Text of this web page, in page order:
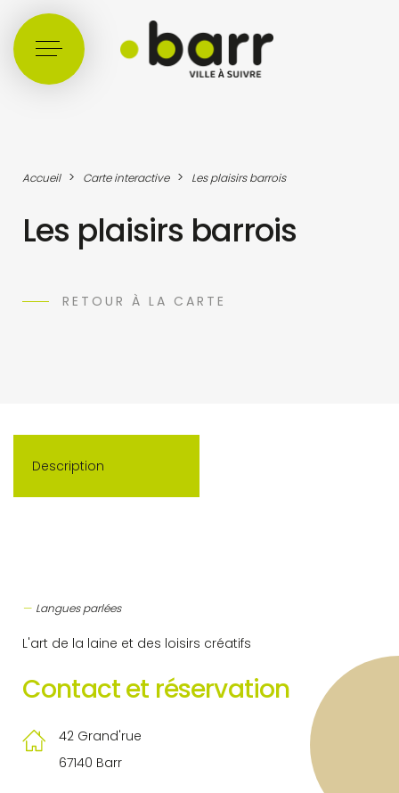
Accueil > Carte interactive > Les plaisirs barrois
Les plaisirs barrois
RETOUR À LA CARTE
Description
Langues parlées
L'art de la laine et des loisirs créatifs
Contact et réservation
42 Grand'rue
67140 Barr